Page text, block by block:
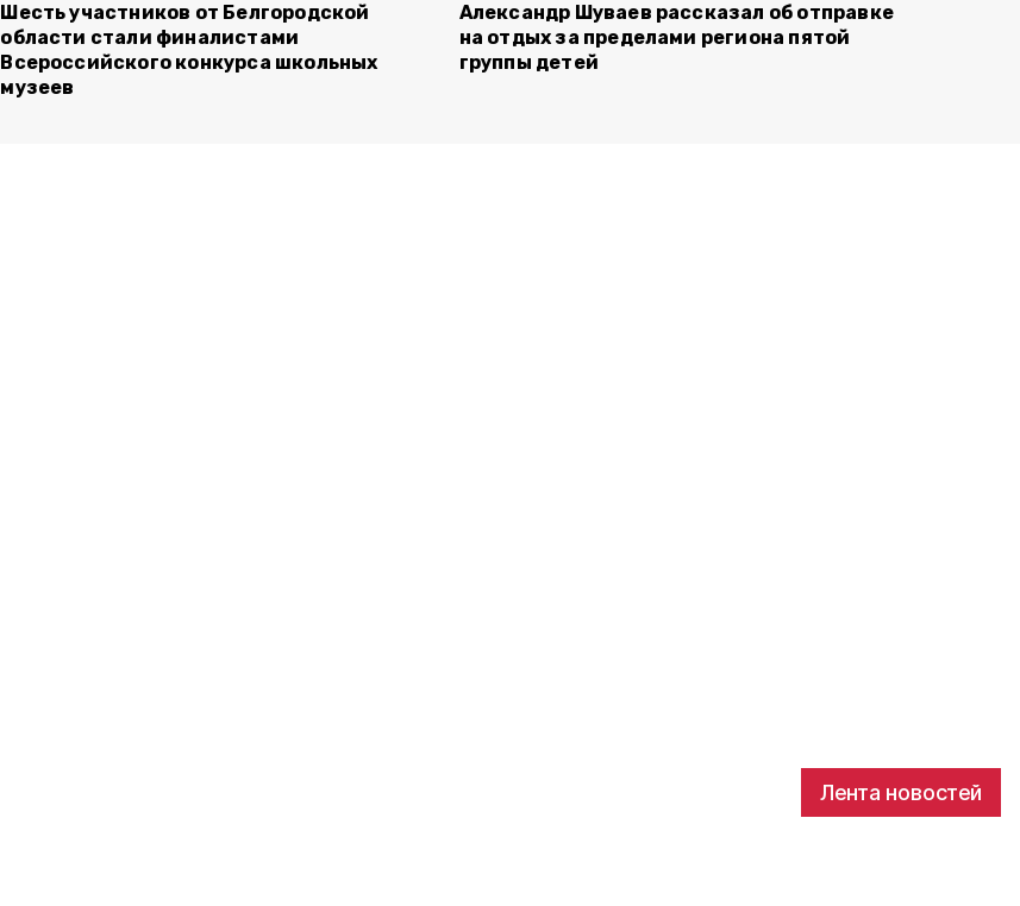
Лента новостей
Шесть участников от Белгородской
области стали финалистами
Всероссийского конкурса школьных
музеев
Александр Шуваев рассказал об отправке
на отдых за пределами региона пятой
группы детей